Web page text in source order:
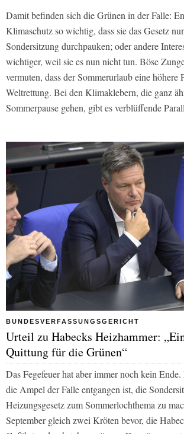
Damit befinden sich die Grünen in der Falle:
Klimaschutz so wichtig, dass sie das Gesetz
Sondersitzung durchpauken; oder andere
wichtiger, weil sie es nun nicht tun. Böse
vermuten, dass der Sommerurlaub eine höhere
Weltrettung. Bei den Klimaklebern, die ganz
Sommerpause gehen, gibt es verblüffende
BUNDESVERFASSUNGSGERICHT
Urteil zu Habecks Heizhammer:
Quittung für die Grünen“
Das Fegefeuer hat aber immer noch kein
die Ampel der Falle entgangen ist, die
Heizungsgesetz zum Sommerlochthema zu
September gleich zwei Kröten bevor, die